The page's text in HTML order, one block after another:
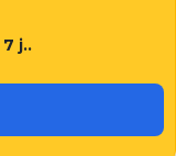
7 j..